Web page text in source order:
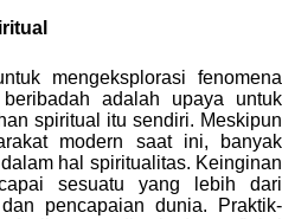
mengeksplorasi fenomena
adalah upaya untuk
spiritual itu sendiri. Meskipun
modern saat ini, banyak
hal spiritualitas. Keinginan
sesuatu yang lebih dari
pencapaian dunia. Praktik-